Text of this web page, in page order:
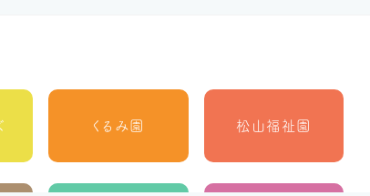
くるみ園 松山福祉園